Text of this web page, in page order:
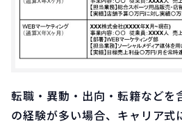
転職・異動・出向・転籍などを
の経験が多い場合、キャリア式